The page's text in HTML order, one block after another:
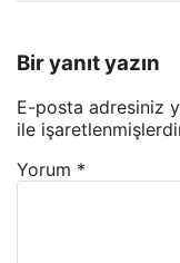
Bir yanıt yazın
E-posta adresiniz
ile
Yorum *